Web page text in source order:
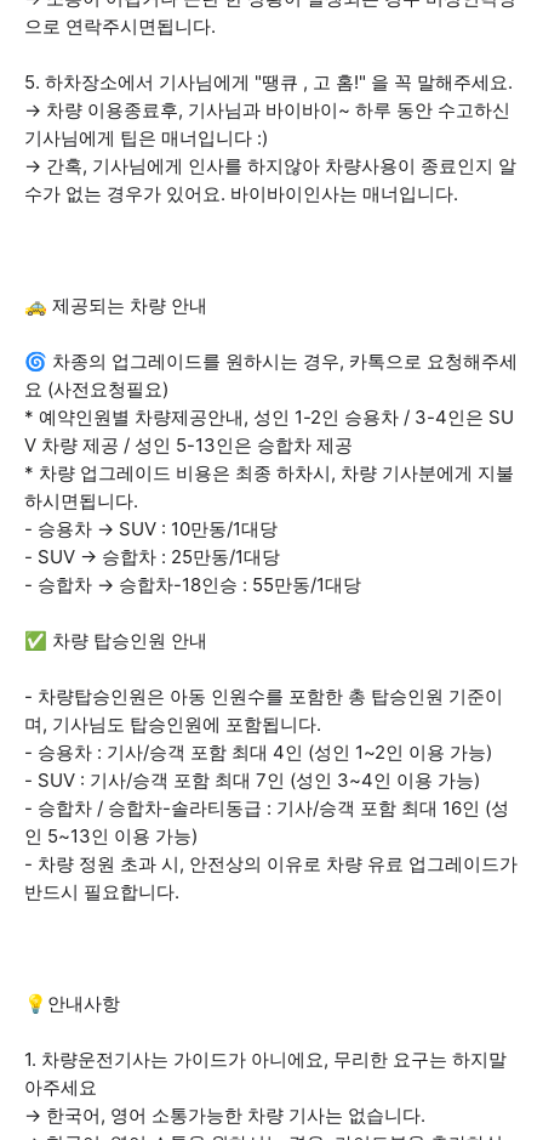
으로 연락주시면됩니다.
5. 하차장소에서 기사님에게 "땡큐 , 고 홈!" 을 꼭 말해주세요.
→ 차량 이용종료후, 기사님과 바이바이~ 하루 동안 수고하신
기사님에게 팁은 매너입니다 :)
→ 간혹, 기사님에게 인사를 하지않아 차량사용이 종료인지 알
수가 없는 경우가 있어요. 바이바이인사는 매너입니다.
🚕 제공되는 차량 안내
🌀 차종의 업그레이드를 원하시는 경우, 카톡으로 요청해주세
요 (사전요청필요)
* 예약인원별 차량제공안내, 성인 1-2인 승용차 / 3-4인은 SU
V 차량 제공 / 성인 5-13인은 승합차 제공
* 차량 업그레이드 비용은 최종 하차시, 차량 기사분에게 지불
하시면됩니다.
- 승용차 → SUV : 10만동/1대당
- SUV → 승합차 : 25만동/1대당
- 승합차 → 승합차-18인승 : 55만동/1대당
✅ 차량 탑승인원 안내
- 차량탑승인원은 아동 인원수를 포함한 총 탑승인원 기준이
며, 기사님도 탑승인원에 포함됩니다.
- 승용차 : 기사/승객 포함 최대 4인 (성인 1~2인 이용 가능)
- SUV : 기사/승객 포함 최대 7인 (성인 3~4인 이용 가능)
- 승합차 / 승합차-솔라티동급 : 기사/승객 포함 최대 16인 (성
인 5~13인 이용 가능)
- 차량 정원 초과 시, 안전상의 이유로 차량 유료 업그레이드가
반드시 필요합니다.
💡안내사항
1. 차량운전기사는 가이드가 아니에요, 무리한 요구는 하지말
아주세요
→ 한국어, 영어 소통가능한 차량 기사는 없습니다.